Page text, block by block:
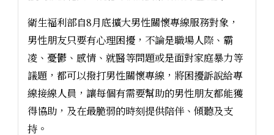
衛生福利部自8月底擴大男性關懷專線服務對象，
男性朋友只要有心理困擾，不論是職場人際、霸
凌、憂鬱、感情、就醫等問題或是面對家庭暴力等
議題，都可以撥打男性關懷專線，將困擾訴說給專
線接線人員，讓每個有需要幫助的男性朋友都能獲
得協助，及在最脆弱的時刻提供陪伴、傾聽及支
持。